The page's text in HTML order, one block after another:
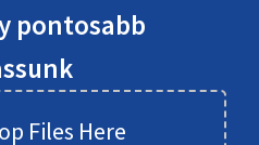
pontosabb
Files Here